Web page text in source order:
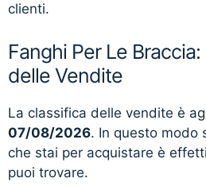
clienti.
Fanghi Per Le
delle Vendite
La classifica delle vendite è
07/08/2026. In questo modo
che stai per acquistare è
puoi trovare.